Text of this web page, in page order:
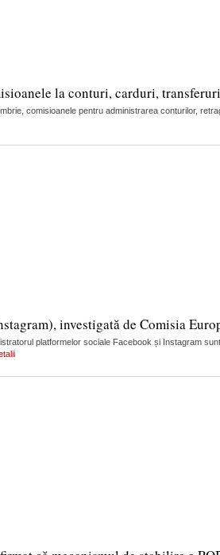
la conturi, carduri,
comisioanele pentru administrarea conturilor,
investigată de Comisia
platformelor sociale Facebook și Instagram